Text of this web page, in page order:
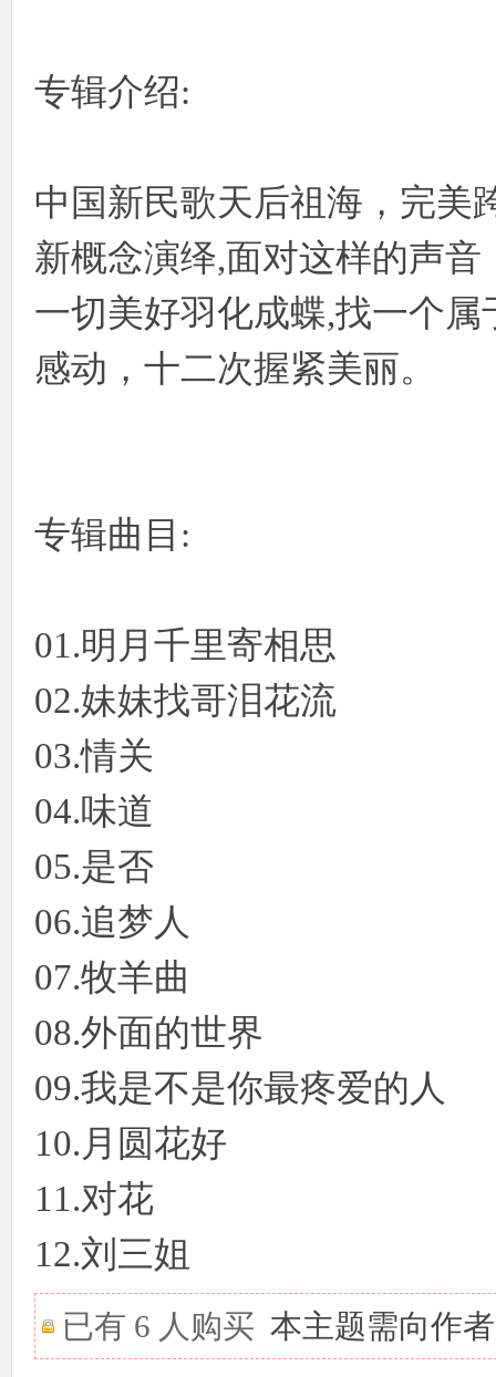
专辑介绍:
中国新民歌天后祖海，完美
新概念演绎,面对这样的声
一切美好羽化成蝶,找一个
感动，十二次握紧美丽。
专辑曲目:
01.明月千里寄相思
02.妹妹找哥泪花流
03.情关
04.味道
05.是否
06.追梦人
07.牧羊曲
08.外面的世界
09.我是不是你最疼爱的人
10.月圆花好
11.对花
12.刘三姐
已有 6 人购买 本主题需向作